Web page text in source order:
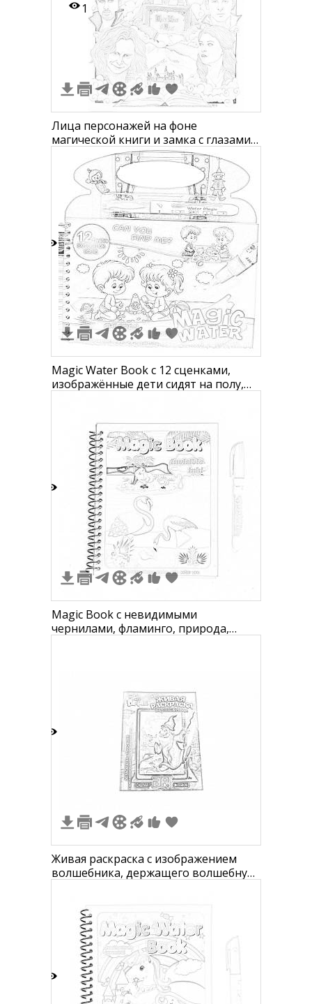
1
Лица персонажей на фоне
магической книги и замка с глазами в
Magic Water Book с 12 сценками,
изображённые дети сидят на полу,
Magic Book с невидимыми
чернилами, фламинго, природа,
Живая раскраска с изображением
волшебника, держащего волшебную